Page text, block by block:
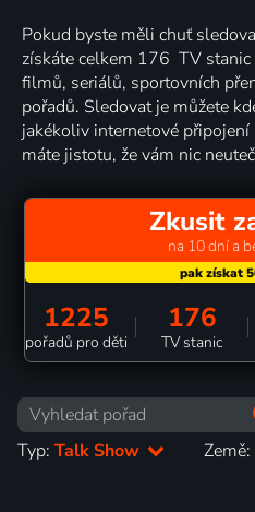
Pokud byste měli chuť
získáte celkem 176 TV
filmů, seriálů, sportovních
pořadů. Sledovat je můžete
jakékoliv internetové
máte jistotu, že vám nic
Zkusit
na 10 dní a
1225
pořadů pro děti
176
TV stanic
Typ: Talk Show Země: